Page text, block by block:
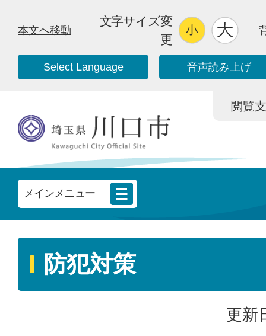
本文へ移動
文字サイズ変
更
Select Language 音声読み上げ
閲覧
メインメニュー
防犯対策
更新